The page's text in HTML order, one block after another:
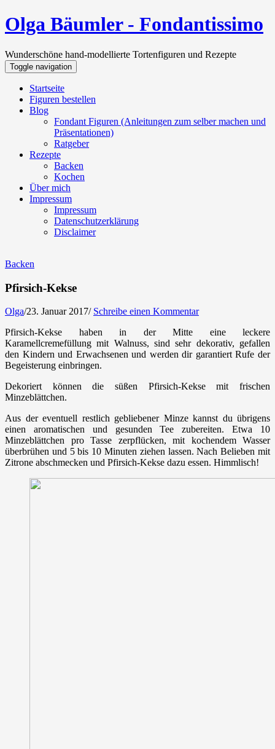
Olga Bäumler - Fondantissimo
Wunderschöne hand-modellierte Tortenfiguren und Rezepte
Toggle navigation
Startseite
Figuren bestellen
Blog
Fondant Figuren (Anleitungen zum selber machen und
Präsentationen)
Ratgeber
Rezepte
Backen
Kochen
Über mich
Impressum
Impressum
Datenschutzerklärung
Disclaimer
Backen
Pfirsich-Kekse
Olga/23. Januar 2017/ Schreibe einen Kommentar
Pfirsich-Kekse haben in der Mitte eine leckere
Karamellcremefüllung mit Walnuss, sind sehr dekorativ, gefallen
den Kindern und Erwachsenen und werden dir garantiert Rufe der
Begeisterung einbringen.
Dekoriert können die süßen Pfirsich-Kekse mit frischen
Minzeblättchen.
Aus der eventuell restlich gebliebener Minze kannst du übrigens
einen aromatischen und gesunden Tee zubereiten. Etwa 10
Minzeblättchen pro Tasse zerpflücken, mit kochendem Wasser
überbrühen und 5 bis 10 Minuten ziehen lassen. Nach Belieben mit
Zitrone abschmecken und Pfirsich-Kekse dazu essen. Himmlisch!